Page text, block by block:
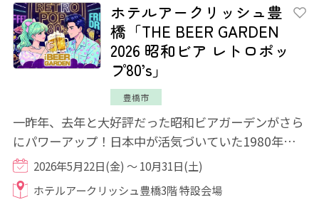
ホテルアークリッシュ豊
橋「THE BEER GARDEN
2026 昭和ビア レトロポッ
プ80’s」
豊橋市
一昨年、去年と大好評だった昭和ビアガーデンがさら
にパワーアップ！日本中が活気づいていた1980年
代。あの頃にタイムスリップ！？ そんな気分を...
2026年5月22日(金) ～ 10月31日(土)
ホテルアークリッシュ豊橋3階 特設会場